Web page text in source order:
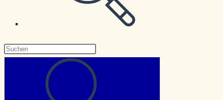
Diese
durchsuchen